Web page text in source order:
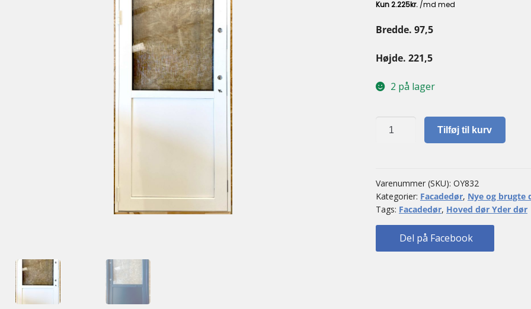
Bredde. 97,5
Højde. 221,5
2 på lager
Facadedør
Tilføj til kurv
Varenummer (SKU): OY832
Kategorier: Facadedør, Nye og brugte
Tags: Facadedør, Hoved dør Yder dør
Del på Facebook